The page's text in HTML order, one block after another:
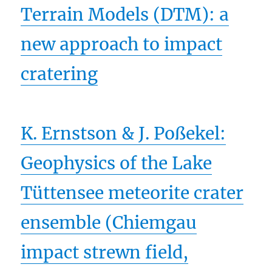
Terrain Models (DTM): a
new approach to impact
cratering
K. Ernstson & J. Poßekel:
Geophysics of the Lake
Tüttensee meteorite crater
ensemble (Chiemgau
impact strewn field,